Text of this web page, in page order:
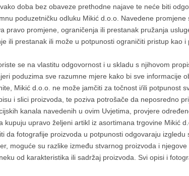
doba bez obaveze prethodne najave te neće biti
poduzetničku odluku Mikić d.o.o. Navedene
pravo promjene, ograničenja ili prestanak pružanja
ili prestanak ili može u potpunosti ograničiti pristup
se na vlastitu odgovornost i u skladu s njihovom
poduzima sve razumne mjere kako bi sve informacije
Mikić d.o.o. ne može jamčiti za točnost i/ili potpunost
i slici proizvoda, te poziva potrošače da neposredno
kanala navedenih u ovim Uvjetima, provjere
kupuju upravo željeni artikl iz asortimana trgovine Mikić
da fotografije proizvoda u potpunosti odgovaraju
moguće su razlike između stvarnog proizvoda i
od karakteristika ili sadržaj proizvoda. Svi opisi i